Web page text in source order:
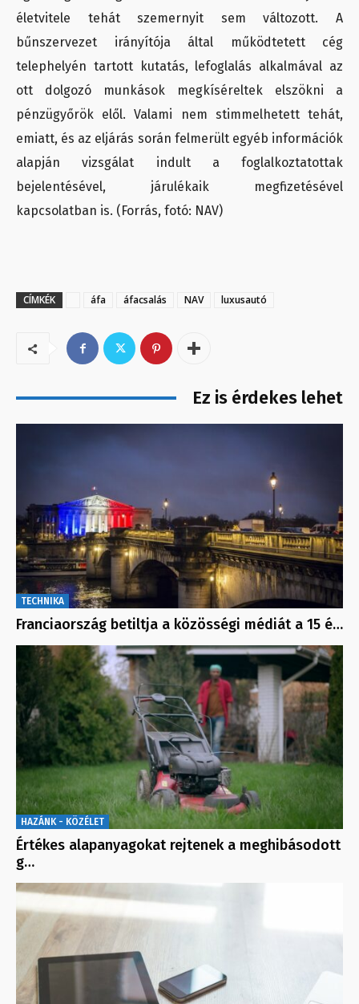
életvitele tehát szemernyit sem változott. A
bűnszervezet irányítója által működtetett cég
telephelyén tartott kutatás, lefoglalás alkalmával az
ott dolgozó munkások megkíséreltek elszökni a
pénzügyőrök elől. Valami nem stimmelhetett tehát,
emiatt, és az eljárás során felmerült egyéb információk
alapján vizsgálat indult a foglalkoztatottak
bejelentésével, járulékaik megfizetésével
kapcsolatban is. (Forrás, fotó: NAV)
CÍMKÉK áfa áfacsalás NAV luxusautó
Ez is érdekes lehet
TECHNIKA
Franciaország betiltja a közösségi médiát a 15 é…
HAZÁNK - KÖZÉLET
Értékes alapanyagokat rejtenek a meghibásodott
g…